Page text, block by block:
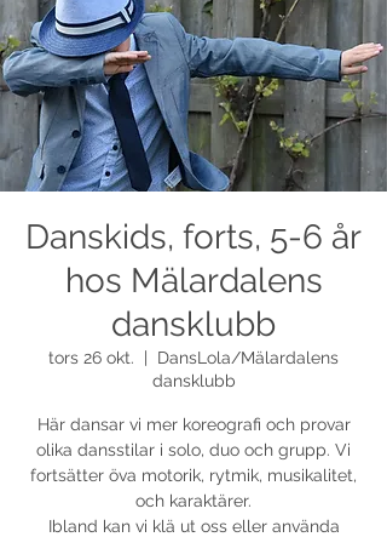
Danskids, forts, 5-6 år
hos Mälardalens
dansklubb
tors 26 okt.
DansLola/Mälardalens
dansklubb
Här dansar vi mer koreografi och provar
olika dansstilar i solo, duo och grupp. Vi
fortsätter öva motorik, rytmik, musikalitet,
och karaktärer.
Ibland kan vi klä ut oss eller använda